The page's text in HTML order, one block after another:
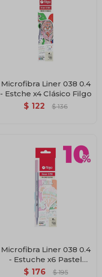
Microfibra Liner 038 0.4
- Estche x4 Clásico Filgo
$ 122 $ 136
Microfibra Liner 038 0.4
- Estuche x6 Pastel
Filgo
$ 176 $ 195